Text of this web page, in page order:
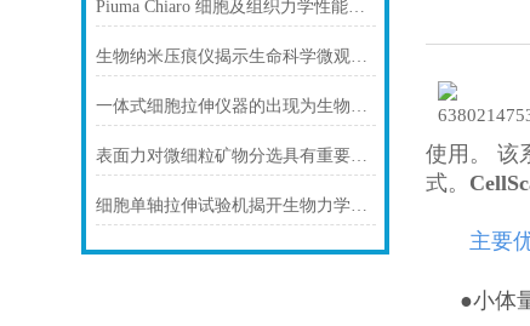
Piuma Chiaro 细胞及组织力学性能测量仪
生物纳米压痕仪揭示生命科学微观力学的新维度
一体式细胞拉伸仪器的出现为生物力学研究开辟了新的领域
表面力对微细粒矿物分选具有重要意义
细胞单轴拉伸试验机揭开生物力学研究的奥秘
使用。 该
式。
主要
●小体